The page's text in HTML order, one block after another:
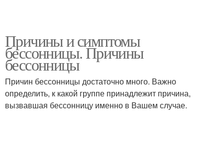
Причины и симптомы
бессонницы. Причины
бессонницы
Причин бессонницы достаточно много. Важно
определить, к какой группе принадлежит причина,
вызвавшая бессонницу именно в Вашем случае.